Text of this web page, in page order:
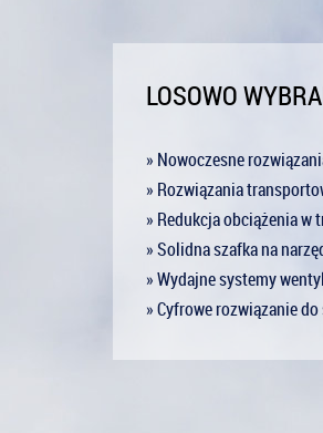
LOSOWO
» Nowoczesne
» Rozwiązania
» Redukcja obciążenia w
» Solidna szafka na
» Wydajne systemy
» Cyfrowe rozwiązanie